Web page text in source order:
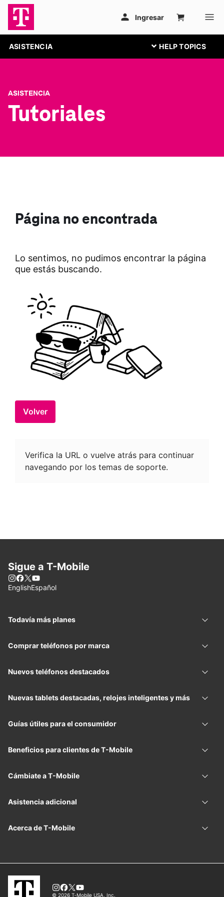
ASISTENCIA
ASISTENCIA
Tutoriales